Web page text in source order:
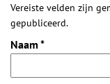
Vereiste velden zijn
gepubliceerd.
Naam *